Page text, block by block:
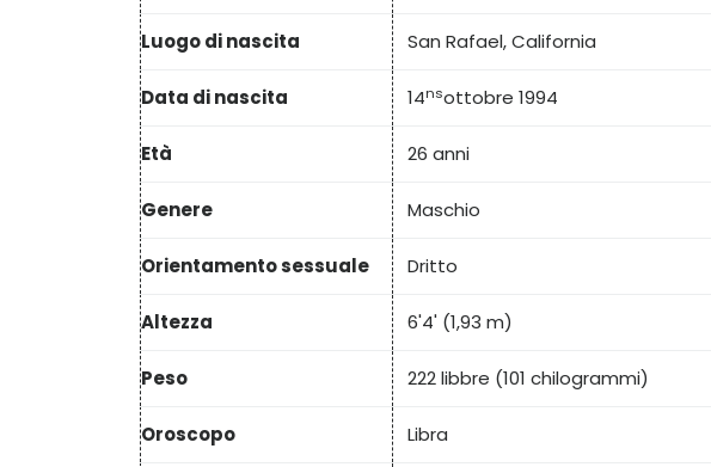
Luogo di nascita San Rafael, California
Data di nascita 14nsottobre 1994
Età 26 anni
Genere Maschio
Orientamento sessuale Dritto
Altezza 6'4' (1,93 m)
Peso 222 libbre (101 chilogrammi)
Oroscopo Libra